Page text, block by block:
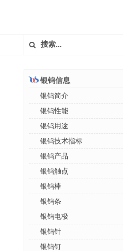
银钨信息
银钨简介
银钨性能
银钨用途
银钨技术指标
银钨产品
银钨触点
银钨棒
银钨条
银钨电极
银钨针
银钨钉